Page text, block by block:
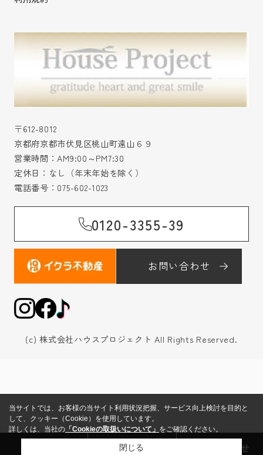
〒612-8012
京都府京都市伏見区桃山町遠山６９
営業時間：AM9:00～PM7:30
定休日：なし（年末年始を除く）
電話番号： 075-602-1023
0120-3355-39
お問い合わせ
(c) 株式会社ハウスプロジェクト All Rights Reserved.
売却査定 お問い合わせ
当サイトでは、お客様の当サイト利用状況把握、サービス向上検討を目的と
して、クッキー（Cookie）を使用しています。
詳しくは、当社の 「Cookieの取扱いについて」 をご確認ください。
閉じる